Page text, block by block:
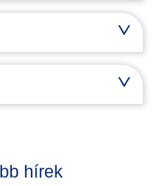
hírek